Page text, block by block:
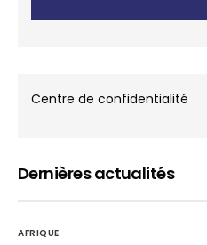
Centre de confidentialité
Dernières actualités
AFRIQUE